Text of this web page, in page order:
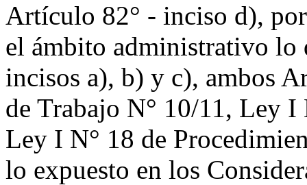
Artículo 82° - inciso d),
el ámbito administrativo lo
incisos a), b) y c), ambos
de Trabajo N° 10/11, Ley
Ley I N° 18 de
lo expuesto en los